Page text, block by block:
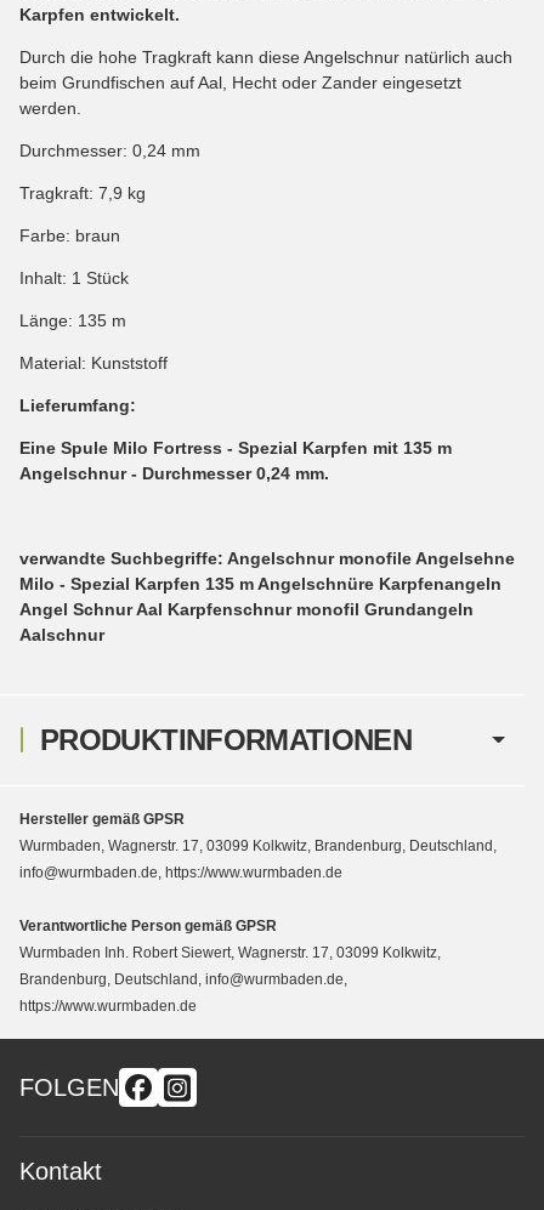
PRODUKTINFORMATIONEN
Karpfen entwickelt.
Durch die hohe Tragkraft kann diese Angelschnur natürlich auch
beim Grundfischen auf Aal, Hecht oder Zander eingesetzt
werden.
Durchmesser: 0,24 mm
Tragkraft: 7,9 kg
Farbe: braun
Inhalt: 1 Stück
Länge: 135 m
Material: Kunststoff
Lieferumfang:
Eine Spule Milo Fortress - Spezial Karpfen mit 135 m
Angelschnur - Durchmesser 0,24 mm.
verwandte Suchbegriffe: Angelschnur monofile Angelsehne
Milo - Spezial Karpfen 135 m Angelschnüre Karpfenangeln
Angel Schnur Aal Karpfenschnur monofil Grundangeln
Aalschnur
Hersteller gemäß GPSR
Wurmbaden, Wagnerstr. 17, 03099 Kolkwitz, Brandenburg, Deutschland,
info@wurmbaden.de, https://www.wurmbaden.de
Verantwortliche Person gemäß GPSR
Wurmbaden Inh. Robert Siewert, Wagnerstr. 17, 03099 Kolkwitz,
Brandenburg, Deutschland, info@wurmbaden.de,
https://www.wurmbaden.de
FOLGEN
Kontakt